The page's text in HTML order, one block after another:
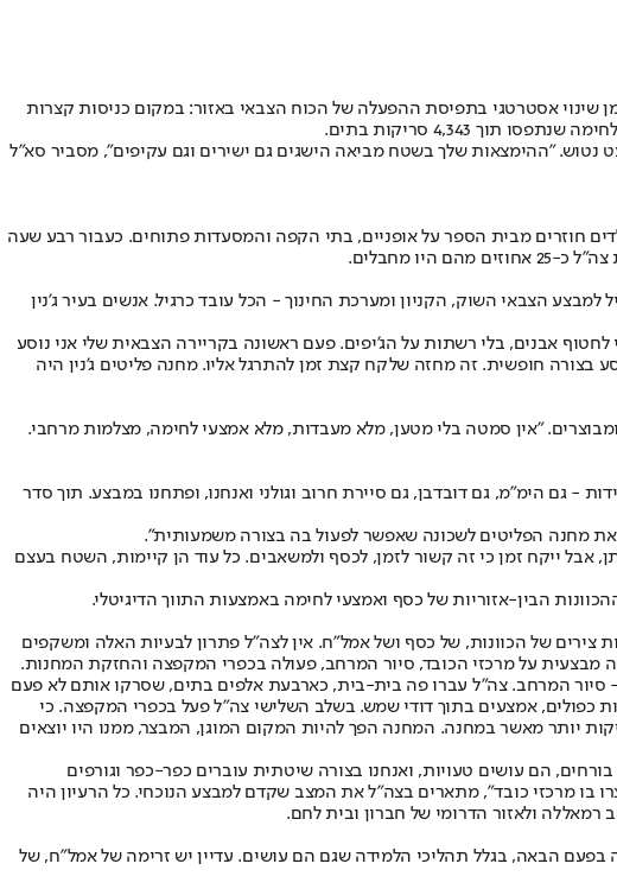
שינוי אסטרטגי בתפיסת ההפעלה של הכוח הצבאי באזור: במקום כניסות קצרות
"ההימצאות שלך בשטח מביאה הישגים גם ישירים וגם עקיפים", מסביר סא"ל
חוזרים מבית הספר על אופניים, בתי הקפה והמסעדות פתוחים. כעבור רבע שעה
הצבאי השוק, הקניון ומערכת החינוך - הכל עובד כרגיל. אנשים בעיר ג'נין
לכפר, שלא לדבר על עיר, בלי לחטוף אבנים, בלי רשתות על הג'יפים. פעם ראשונה בקריירה הצבאית שלי אני נוסע
בצורה חופשית. זה מחזה שלקח קצת זמן להתרגל אליו. מחנה פליטים ג'נין היה
"אין סמטה בלי מטען, מלא מעבדות, מלא אמצעי לחימה, מצלמות מרחבי.
- גם הימ"מ, גם דובדבן, גם סיירת חרוב וגולני ואנחנו, ופתחנו במבצע. תוך סדר
ייקח זמן כי זה קשור לזמן, לכסף ולמשאבים. כל עוד הן קיימות, השטח בעצם
הבין-אזוריות של כסף ואמצעי לחימה באמצעות התווך הדיגיטלי.
של הכוונות, של כסף ושל אמל"ח. אין לצה״ל פתרון לבעיות האלה ומשקפים
מבצעית על מרכזי הכובד, סיור המרחב, פעולה בכפרי המקפצה והחזקת המחנות.
סיור המרחב. צה״ל עברו פה בית-בית, כארבעת אלפים בתים, שסרקו אותם לא פעם
כפולים, אמצעים בתוך דודי שמש. בשלב השלישי צה״ל פעל בכפרי המקפצה. כי
יותר מאשר במחנה. המחנה הפך להיות המקום המוגן, המבצר, ממנו היו יוצאים
הם עושים טעויות, ואנחנו בצורה שיטתית עוברים כפר-כפר וגורפים
בו מרכזי כובד", מתארים בצה״ל את המצב שקדם למבצע הנוכחי. כל הרעיון היה
ולאזור הדרומי של חברון ובית לחם.
הבאה, בגלל תהליכי הלמידה שגם הם עושים. עדיין יש זרימה של אמל"ח, של